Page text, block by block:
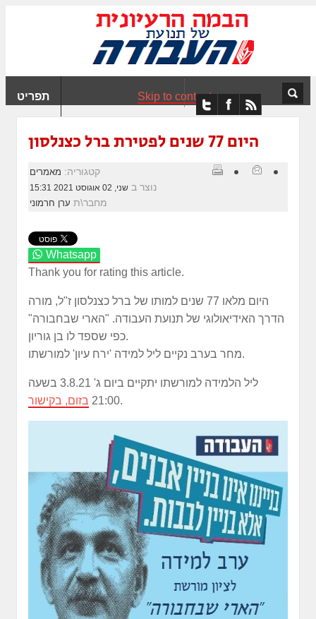
תפריט Skip to content
היום 77 שנים לפטירת ברל כצנלסון
קטגוריה: מאמרים
נוצר ב שני, 02 אוגוסט 2021 15:31
מחבר\ת ערן חרמוני
Whatsapp
Thank you for rating this article.
היום מלאו 77 שנים למותו של ברל כצנלסון ז"ל, מורה
הדרך האידיאולוגי של תנועת העבודה. "הארי שבחבורה"
כפי שספד לו בן גוריון.
מחר בערב נקיים ליל למידה 'ירח עיון' למורשתו.
ליל הלמידה למורשתו יתקיים ביום ג' 3.8.21 בשעה
21:00 בזום, בקישור .